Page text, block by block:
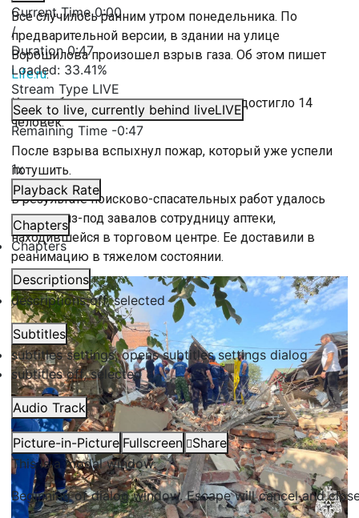
Current Time0:00
/
Duration0:47
Loaded: 33.41%
Stream Type LIVE
Seek to live, currently behind liveLIVE
Remaining Time -0:47
1x
Playback Rate
Chapters
Chapters
Descriptions
descriptions off, selected
Subtitles
subtitles settings, opens subtitles settings dialog
subtitles off, selected
Audio Track
Picture-in-Picture Fullscreen
Share
This is a modal window.
Beginning of dialog window. Escape will cancel and
Все случилось ранним утром понедельника. По
предварительной версии, в здании на улице
Ворошилова произошел взрыв газа. Об этом пишет
Life.ru.
Как сообщается, число пострадавших достигло 14
человек.
После взрыва вспыхнул пожар, который уже успели
потушить.
В результате поисково-спасательных работ удалось
извлечь из-под завалов сотрудницу аптеки,
находившейся в торговом центре. Ее доставили в
реанимацию в тяжелом состоянии.